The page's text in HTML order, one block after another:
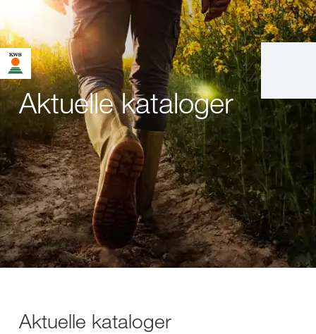
Aktuelle kataloger
Aktuelle kataloger